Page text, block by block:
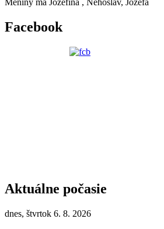
Meniny má Jozefína , Nehoslav, Jozefa
Facebook
Aktuálne počasie
dnes, štvrtok 6. 8. 2026